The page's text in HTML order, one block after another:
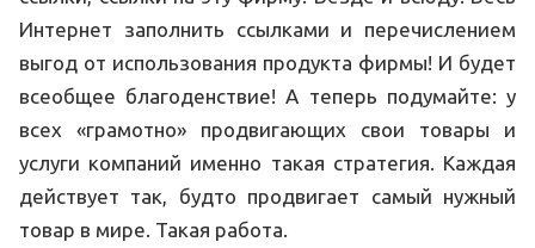
Интернет заполнить ссылками и перечислением
выгод от использования продукта фирмы! И будет
всеобщее благоденствие! А теперь подумайте: у
всех «грамотно» продвигающих свои товары и
услуги компаний именно такая стратегия. Каждая
действует так, будто продвигает самый нужный
товар в мире. Такая работа.